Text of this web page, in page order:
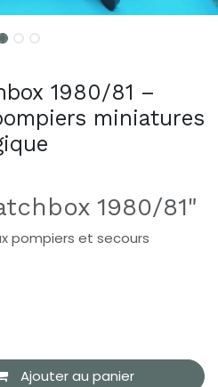
1980/81 –
miniatures
1980/81"
pompiers et secours
Ajouter au panier